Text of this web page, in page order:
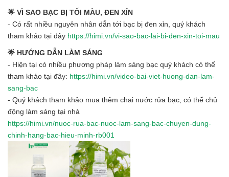
🌟 VÌ SAO BẠC BỊ TỐI MÀU, ĐEN XỈN
- Có rất nhiều nguyên nhân dẫn tới bạc bị đen xỉn, quý khách
tham khảo tại đây https://himi.vn/vi-sao-bac-lai-bi-den-xin-toi-mau
🌟 HƯỚNG DẪN LÀM SÁNG
- Hiện tại có nhiều phương pháp làm sáng bạc quý khách có thể
tham khảo tại đây: https://himi.vn/video-bai-viet-huong-dan-lam-
sang-bac
- Quý khách tham khảo mua thêm chai nước rửa bạc, có thể chủ
động làm sáng tại nhà
https://himi.vn/nuoc-rua-bac-nuoc-lam-sang-bac-chuyen-dung-
chinh-hang-bac-hieu-minh-rb001